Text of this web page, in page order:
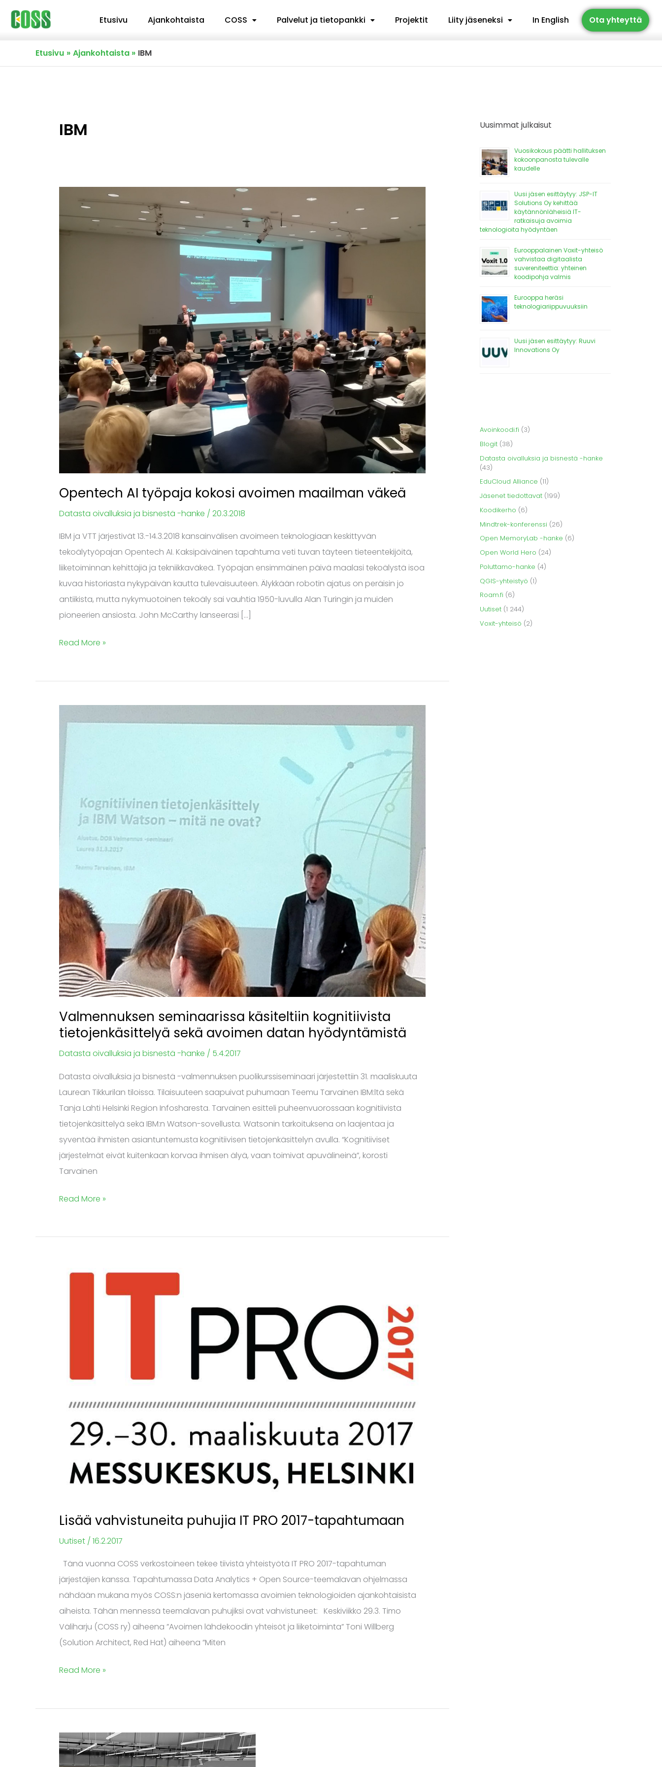
Siirry
sisältöön
Etusivu Ajankohtaista COSS Palvelut ja tietopankki Projektit Liity jäseneksi In English Ota yhteyttä
Etusivu Ajankohtaista IBM
IBM
Opentech AI työpaja kokosi avoimen maailman väkeä
Datasta oivalluksia ja bisnestä -hanke / 20.3.2018
IBM ja VTT järjestivät 13.-14.3.2018 kansainvälisen avoimeen teknologiaan keskittyvän
tekoälytyöpajan Opentech AI. Kaksipäiväinen tapahtuma veti tuvan täyteen tieteentekijöitä,
liiketoiminnan kehittäjiä ja tekniikkaväkeä. Työpajan ensimmäinen päivä maalasi tekoälystä isoa
kuvaa historiasta nykypäivän kautta tulevaisuuteen. Älykkään robotin ajatus on peräisin jo
antiikista, mutta nykymuotoinen tekoäly sai vauhtia 1950-luvulla Alan Turingin ja muiden
pioneerien ansiosta. John McCarthy lanseerasi […]
työpaja
Read More »
Valmennuksen seminaarissa käsiteltiin kognitiivista
tietojenkäsittelyä sekä avoimen datan hyödyntämistä
Datasta oivalluksia ja bisnestä -hanke / 5.4.2017
Datasta oivalluksia ja bisnestä -valmennuksen puolikurssiseminaari järjestettiin 31. maaliskuuta
Laurean Tikkurilan tiloissa. Tilaisuuteen saapuivat puhumaan Teemu Tarvainen IBM:ltä sekä
Tanja Lahti Helsinki Region Infosharesta. Tarvainen esitteli puheenvuorossaan kognitiivista
tietojenkäsittelyä sekä IBM:n Watson-sovellusta. Watsonin tarkoituksena on laajentaa ja
syventää ihmisten asiantuntemusta kognitiivisen tietojenkäsittelyn avulla. “Kognitiiviset
järjestelmät eivät kuitenkaan korvaa ihmisen älyä, vaan toimivat apuvälineinä”, korosti
Tarvainen
avoimen
datan
hyödyntämistä
Read More »
Lisää vahvistuneita puhujia IT PRO 2017-tapahtumaan
Uutiset / 16.2.2017
Tänä vuonna COSS verkostoineen tekee tiivistä yhteistyötä IT PRO 2017-tapahtuman
järjestäjien kanssa. Tapahtumassa Data Analytics + Open Source-teemalavan ohjelmassa
nähdään mukana myös COSS:n jäseniä kertomassa avoimien teknologioiden ajankohtaisista
aiheista. Tähän mennessä teemalavan puhujiksi ovat vahvistuneet: Keskiviikko 29.3. Timo
Väliharju (COSS ry) aiheena ”Avoimen lähdekoodin yhteisöt ja liiketoiminta” Toni Willberg
(Solution Architect, Red Hat) aiheena ”Miten
Read More »
SUSE
Linux
Uusimmat julkaisut
Vuosikokous päätti hallituksen
kokoonpanosta tulevalle
kaudelle
Uusi jäsen esittäytyy: JSP-IT
Solutions Oy kehittää
käytännönläheisiä IT-
ratkaisuja avoimia
teknologioita hyödyntäen
Eurooppalainen Voxit-yhteisö
vahvistaa digitaalista
suvereniteettia: yhteinen
koodipohja valmis
Eurooppa heräsi
teknologiariippuvuuksiin
Uusi jäsen esittäytyy: Ruuvi
Innovations Oy
Avoinkoodi.fi (3)
Blogit (38)
Datasta oivalluksia ja bisnestä -hanke
(43)
EduCloud Alliance (11)
Jäsenet tiedottavat (199)
Koodikerho (6)
Mindtrek-konferenssi (26)
Open MemoryLab -hanke (6)
Open World Hero (24)
Poluttamo-hanke (4)
QGIS-yhteistyö (1)
Roam.fi (6)
Uutiset (1 244)
Voxit-yhteisö (2)